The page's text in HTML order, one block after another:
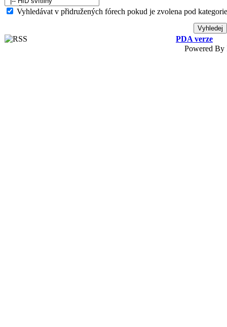
Vyhledávat v přidružených fórech pokud je zvolena pod
PDA verze
Powered By